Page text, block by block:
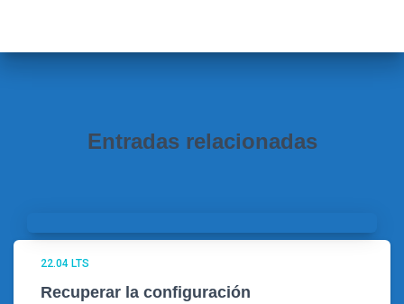
:
Entradas relacionadas
22.04 LTS
Recuperar la configuración